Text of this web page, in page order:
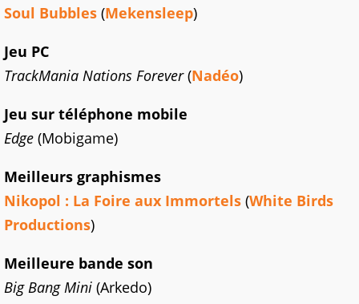
Soul Bubbles (Mekensleep)
Jeu PC
TrackMania Nations Forever(Nadéo)
Jeu sur téléphone mobile
Edge (Mobigame)
Meilleurs graphismes
Nikopol : La Foire aux Immortels (White Birds
Productions)
Meilleure bande son
Big Bang Mini (Arkedo)